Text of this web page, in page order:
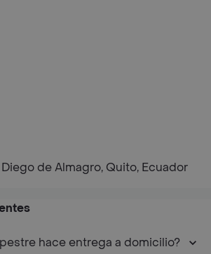
de Almagro, Quito, Ecuador
hace entrega a domicilio?